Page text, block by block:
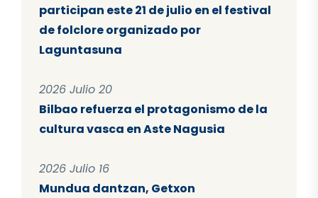
participan este 21 de julio en el festival
de folclore organizado por
Laguntasuna
2026 Julio 20
Bilbao refuerza el protagonismo de la
cultura vasca en Aste Nagusia
2026 Julio 16
Mundua dantzan, Getxon